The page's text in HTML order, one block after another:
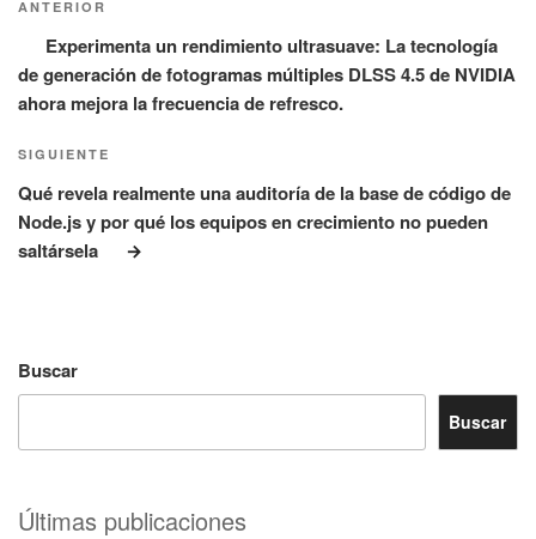
entradas
anterior:
ANTERIOR
Experimenta un rendimiento ultrasuave: La tecnología
de generación de fotogramas múltiples DLSS 4.5 de NVIDIA
ahora mejora la frecuencia de refresco.
Siguiente
entrada
SIGUIENTE
Qué revela realmente una auditoría de la base de código de
Node.js y por qué los equipos en crecimiento no pueden
saltársela
Buscar
Buscar
Últimas publicaciones